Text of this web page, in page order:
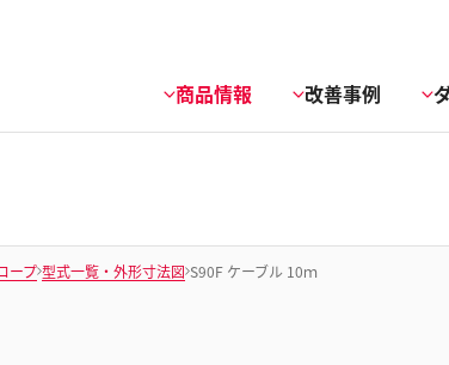
商品情報 改善事例
ープ 型式一覧・外形寸法図 S90F ケーブル 10ｍ